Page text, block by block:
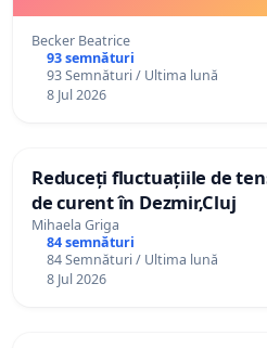
Becker Beatrice
93 semnături
93 Semnături / Ultima lună
8 Jul 2026
Reduceți fluctuațiile de
de curent în Dezmir,Cluj
Mihaela Griga
84 semnături
84 Semnături / Ultima lună
8 Jul 2026